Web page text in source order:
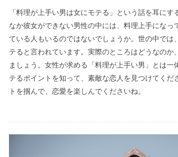
「料理が上手い男は女にモテる」という話を耳に
なか彼女ができない男性の中には、料理上手になっ
ている人もいるのではないでしょうか。世の中では
テると言われています。実際のところはどうなのか
ましょう。女性が求める「料理が上手い男」とは一
テるポイントを知って、素敵な恋人を見つけてくだ
トを掴んで、恋愛を楽しんでくださいね。